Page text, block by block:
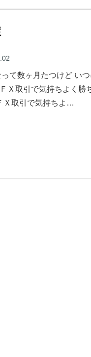
って数ヶ月たつけど い
Ｘ取引で気持ちよく勝
Ｘ取引で気持ちよ…